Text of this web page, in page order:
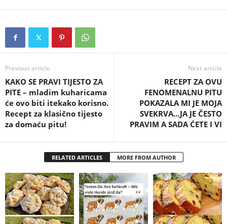
Previous article
KAKO SE PRAVI TIJESTO ZA
PITE – mladim kuharicama
će ovo biti itekako korisno.
Recept za klasično tijesto
za domaću pitu!
Next article
RECEPT ZA OVU
FENOMENALNU PITU
POKAZALA MI JE MOJA
SVEKRVA…JA JE ČESTO
PRAVIM A SADA ĆETE I VI
RELATED ARTICLES MORE FROM AUTHOR